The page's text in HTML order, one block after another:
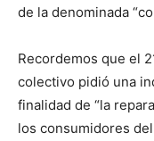
de la denominada
Recordemos que el
colectivo pidió una
finalidad de “la
los consumidores